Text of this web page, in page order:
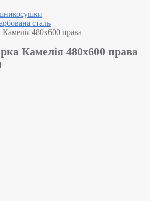
сталь
480х600 права
Камелія 480х600 права